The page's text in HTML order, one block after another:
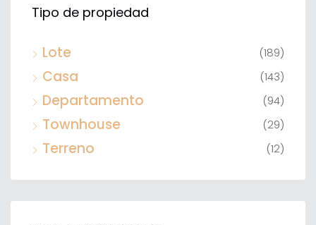
Tipo de propiedad
Lote (189)
Casa (143)
Departamento (94)
Townhouse (29)
Terreno (12)